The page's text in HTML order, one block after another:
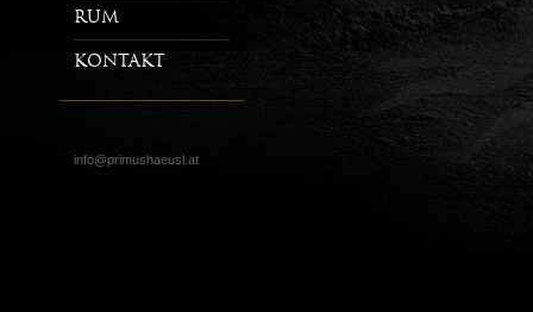
Rum
Kontakt
info@primushaeusl.at